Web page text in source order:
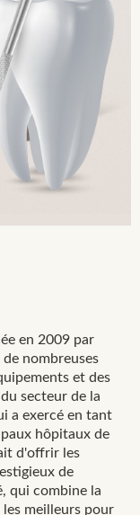
en 2009 par
nombreuses
et des
secteur de la
a exercé en tant
hôpitaux de
d'offrir les
de
qui combine la
les meilleurs pour